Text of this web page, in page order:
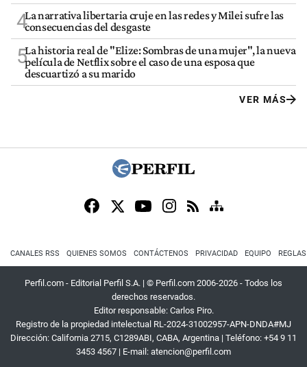
4La narrativa libertaria cruje en las redes y Milei sufre las
consecuencias del desgaste
5La historia real de "Elize: Sombras de una mujer", la nueva
película de Netflix sobre el caso de una esposa que
descuartizó a su marido
VER MÁS
CANALES RSS QUIENES SOMOS CONTÁCTENOS PRIVACIDAD EQUIPO
Perfil.com - Editorial Perfil S.A. | © Perfil.com 2006-2026 - Todos los
derechos reservados.
Editor responsable: Carlos Piro.
Registro de la propiedad intelectual RL-2024-31002957-APN-DNDA#MJ
Dirección: California 2715, C1289ABI, CABA, Argentina | Teléfono: +54 9 11
3453 4567 | E-mail: atencion@perfil.com